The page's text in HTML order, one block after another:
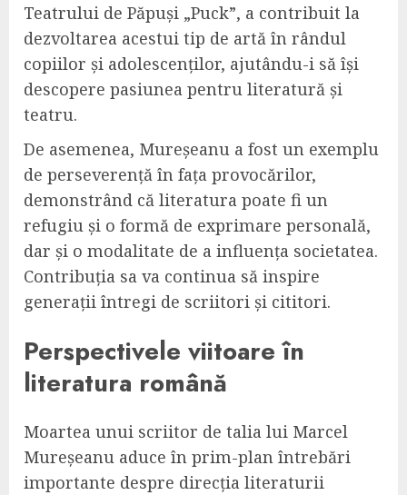
Teatrului de Păpuși „Puck”, a contribuit la
dezvoltarea acestui tip de artă în rândul
copiilor și adolescenților, ajutându-i să își
descopere pasiunea pentru literatură și
teatru.
De asemenea, Mureșeanu a fost un exemplu
de perseverență în fața provocărilor,
demonstrând că literatura poate fi un
refugiu și o formă de exprimare personală,
dar și o modalitate de a influența societatea.
Contribuția sa va continua să inspire
generații întregi de scriitori și cititori.
Perspectivele viitoare în
literatura română
Moartea unui scriitor de talia lui Marcel
Mureșeanu aduce în prim-plan întrebări
importante despre direcția literaturii